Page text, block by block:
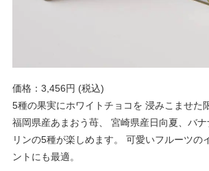
価格：3,456円 (税込)
5種の果実にホワイトチョコを 浸みこませた
福岡県産あまおう苺、 宮崎県産日向夏、バ
リンの5種が楽しめます。 可愛いフルーツの
ントにも最適。